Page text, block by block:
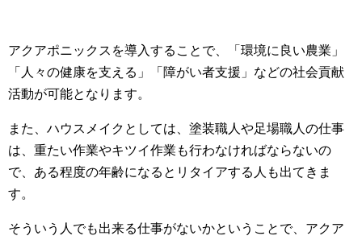
アクアポニックスを導入することで、「環境に良い農業」
「人々の健康を支える」「障がい者支援」などの社会貢献
活動が可能となります。
また、ハウスメイクとしては、塗装職人や足場職人の仕事
は、重たい作業やキツイ作業も行わなければならないの
で、ある程度の年齢になるとリタイアする人も出てきま
す。
そういう人でも出来る仕事がないかということで、アクア